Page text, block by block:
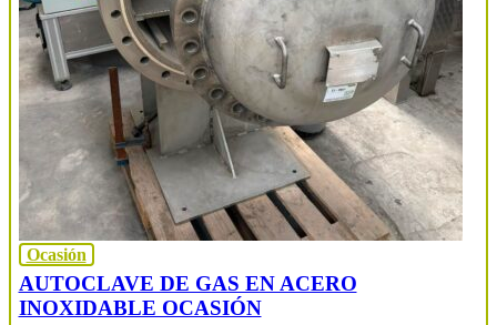
Ocasión
AUTOCLAVE DE GAS EN ACERO
INOXIDABLE OCASIÓN